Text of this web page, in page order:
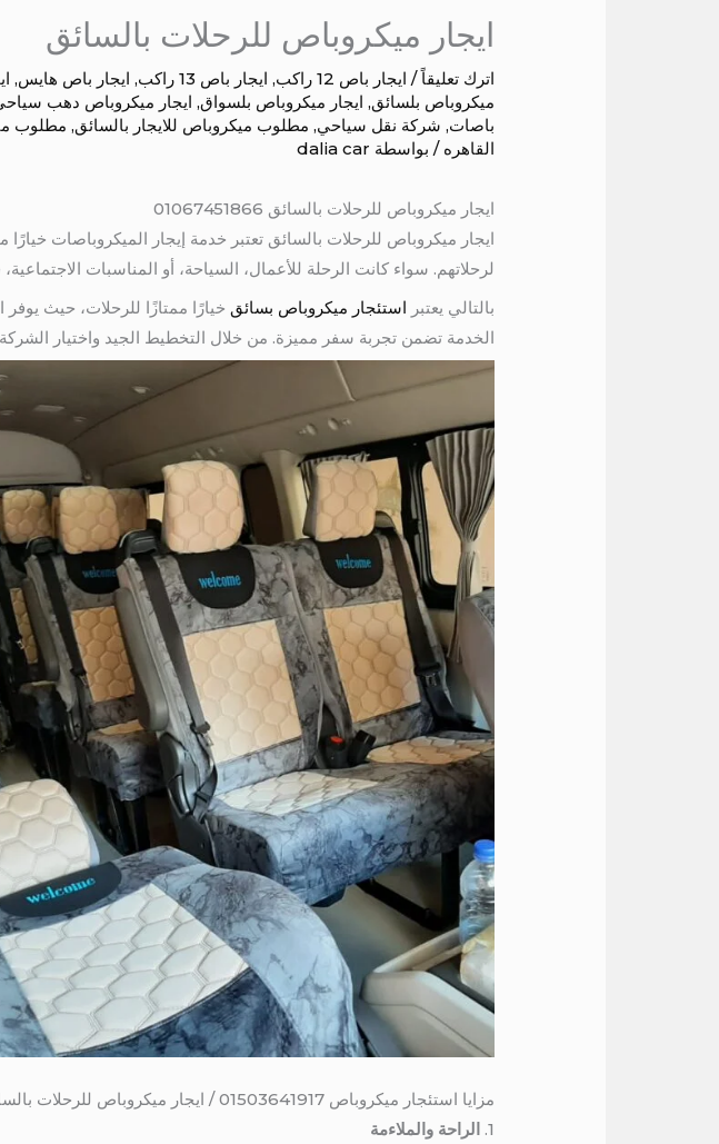
ايجار ميكروباص للرحلات بالسائق
اترك تعليقاً / ايجار باص 12 راكب , ايجار باص 13 راكب , ايجار باص هايس,
ميكروباص بلسائق, ايجار ميكروباص بلسواق, ايجار ميكروباص دهب
باصات, شركة نقل سياحي, مطلوب ميكروباص للايجار بالسائق, مطلوب
القاهره / بواسطة dalia car
ايجار ميكروباص للرحلات بالسائق 01067451866
ايجار ميكروباص للرحلات بالسائق تعتبر خدمة إيجار الميكروباصات
لرحلاتهم. سواء كانت الرحلة للأعمال، السياحة، أو المناسبات
بالتالي يعتبر استئجار ميكروباص بسائق خيارًا ممتازًا للرحلات، حيث يوفر
الخدمة تضمن تجربة سفر مميزة. من خلال التخطيط الجيد واختيار
مزايا استئجار ميكروباص 01503641917 / ايجار ميكروباص للرحلات بالسائق
1. الراحة والملاءمة